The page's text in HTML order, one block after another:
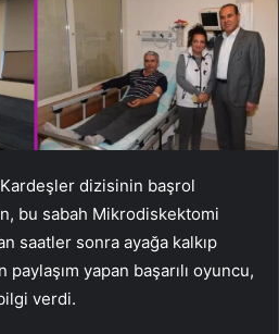
Kardeşler dizisinin başrol
bu sabah Mikrodiskektomi
saatler sonra ayağa kalkıp
yapan başarılı oyuncu,
verdi.